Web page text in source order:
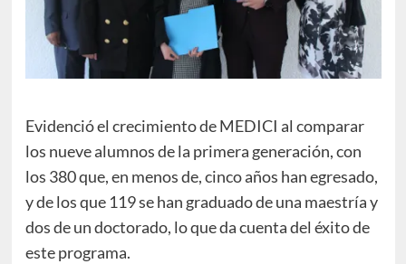
Evidenció el crecimiento de MEDICI al comparar
los nueve alumnos de la primera generación, con
los 380 que, en menos de, cinco años han egresado,
y de los que 119 se han graduado de una maestría y
dos de un doctorado, lo que da cuenta del éxito de
este programa.